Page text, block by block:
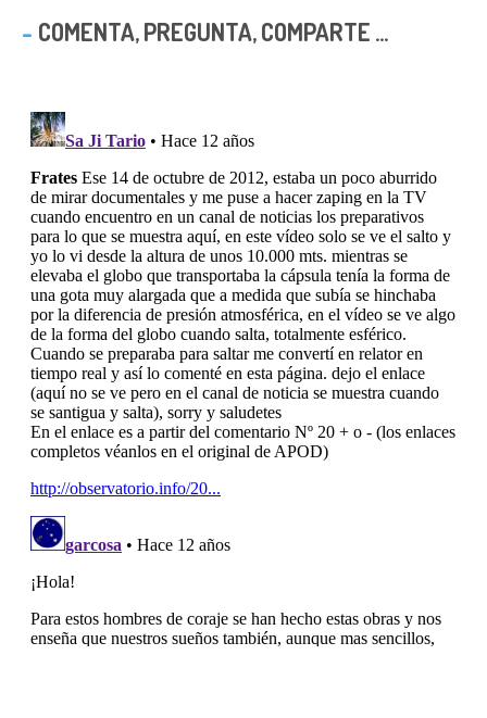
COMENTA, PREGUNTA, COMPARTE ...